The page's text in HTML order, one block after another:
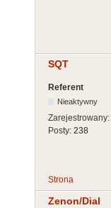
SQT
Referent
Nieaktywny
Zarejestrowany:
Posty: 238
Strona
Zenon/Dial